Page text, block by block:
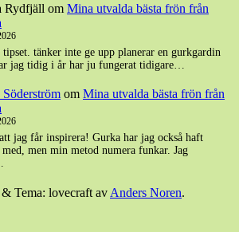
Rydfjäll om Mina utvalda bästa frön från
tänker inte ge upp planerar en gurkgardin
jag tidig i år har ju fungerat tidigare…
om Mina utvalda bästa frön från
jag får inspirera! Gurka har jag också haft
men min metod numera funkar. Jag
& Tema: lovecraft av Anders Noren.